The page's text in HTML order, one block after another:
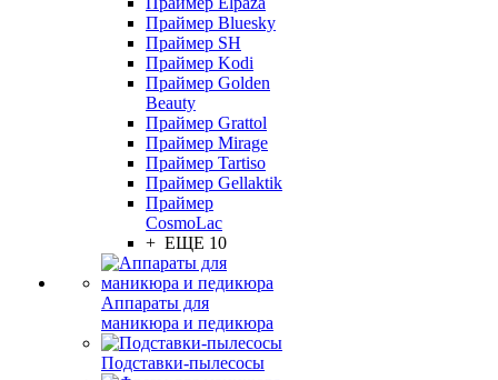
Праймер Bluesky
Праймер SH
Праймер Kodi
Праймер Golden
Beauty
Праймер Grattol
Праймер Mirage
Праймер Tartiso
Праймер Gellaktik
Праймер
CosmoLac
+ ЕЩЕ 10
Аппараты для
маникюра и педикюра
Подставки-пылесосы